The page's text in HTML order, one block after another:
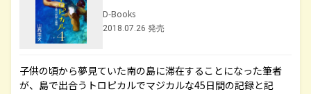
D-Books
2018.07.26 発売
子供の頃から夢見ていた南の島に滞在することになった筆者
が、島で出合うトロピカルでマジカルな45日間の記録と記